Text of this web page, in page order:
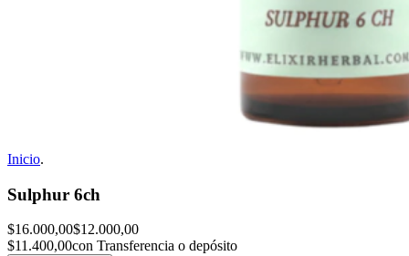
Inicio.
Sulphur 6ch
$16.000,00$12.000,00
$11.400,00con Transferencia o depósito